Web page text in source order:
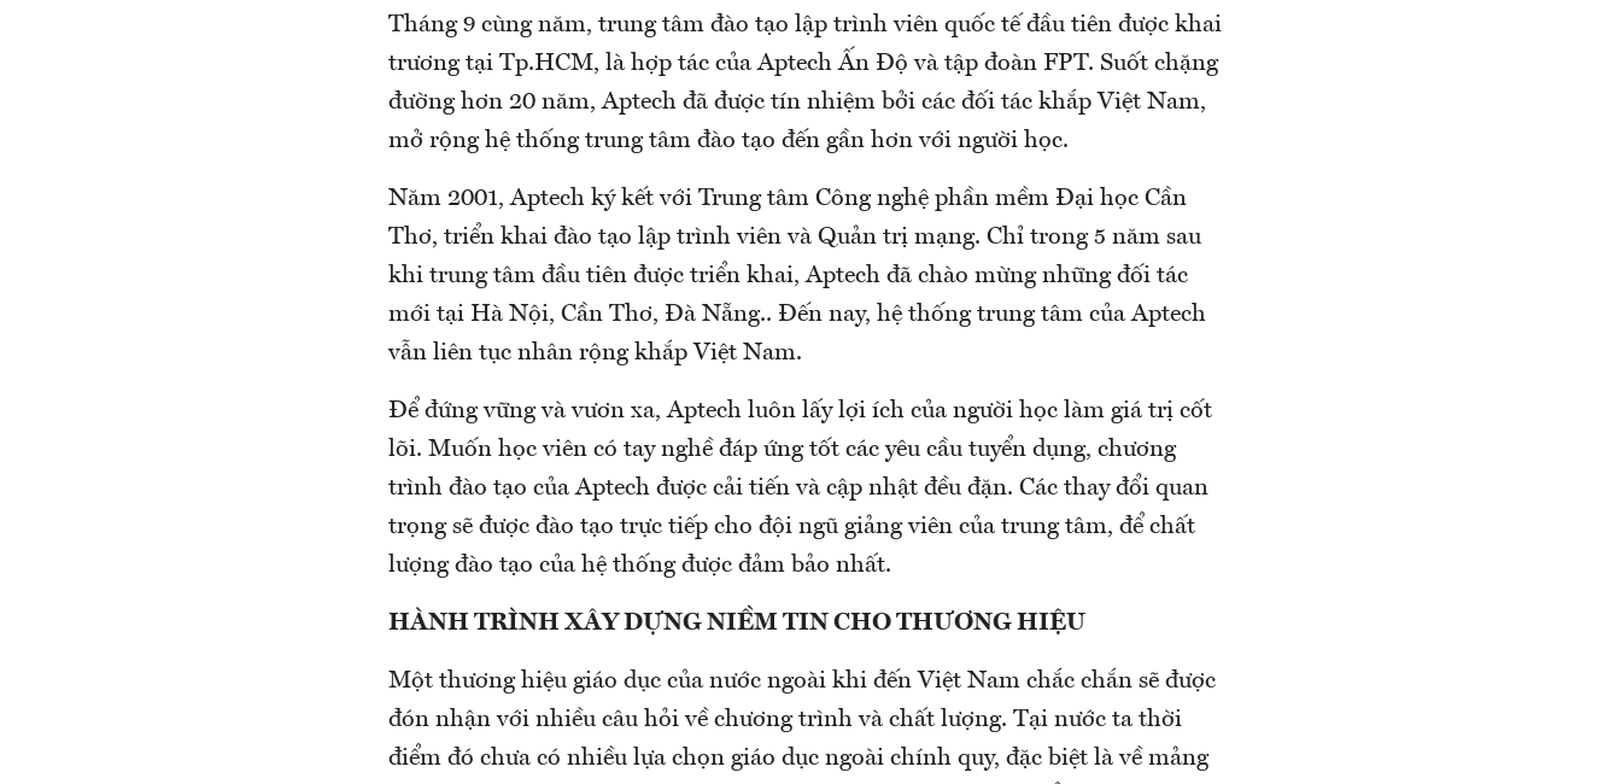
Tháng 9 cùng năm, trung tâm đào tạo lập trình viên quốc tế đầu tiên được khai
trương tại Tp.HCM, là hợp tác của Aptech Ấn Độ và tập đoàn FPT. Suốt chặng
đường hơn 20 năm, Aptech đã được tín nhiệm bởi các đối tác khắp Việt Nam,
mở rộng hệ thống trung tâm đào tạo đến gần hơn với người học.
Năm 2001, Aptech ký kết với Trung tâm Công nghệ phần mềm Đại học Cần
Thơ, triển khai đào tạo lập trình viên và Quản trị mạng. Chỉ trong 5 năm sau
khi trung tâm đầu tiên được triển khai, Aptech đã chào mừng những đối tác
mới tại Hà Nội, Cần Thơ, Đà Nẵng.. Đến nay, hệ thống trung tâm của Aptech
vẫn liên tục nhân rộng khắp Việt Nam.
Để đứng vững và vươn xa, Aptech luôn lấy lợi ích của người học làm giá trị cốt
lõi. Muốn học viên có tay nghề đáp ứng tốt các yêu cầu tuyển dụng, chương
trình đào tạo của Aptech được cải tiến và cập nhật đều đặn. Các thay đổi quan
trọng sẽ được đào tạo trực tiếp cho đội ngũ giảng viên của trung tâm, để chất
lượng đào tạo của hệ thống được đảm bảo nhất.
HÀNH TRÌNH XÂY DỰNG NIỀM TIN CHO THƯƠNG HIỆU
Một thương hiệu giáo dục của nước ngoài khi đến Việt Nam chắc chắn sẽ được
đón nhận với nhiều câu hỏi về chương trình và chất lượng. Tại nước ta thời
điểm đó chưa có nhiều lựa chọn giáo dục ngoài chính quy, đặc biệt là về mảng